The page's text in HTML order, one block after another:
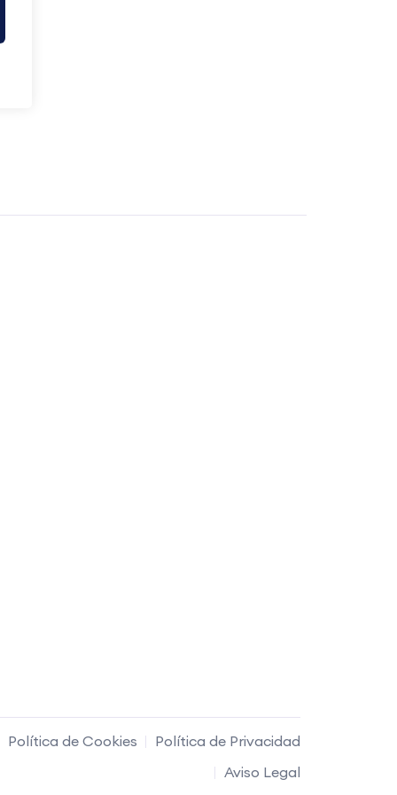
Política de Cookies
Política de Privacidad
Aviso Legal